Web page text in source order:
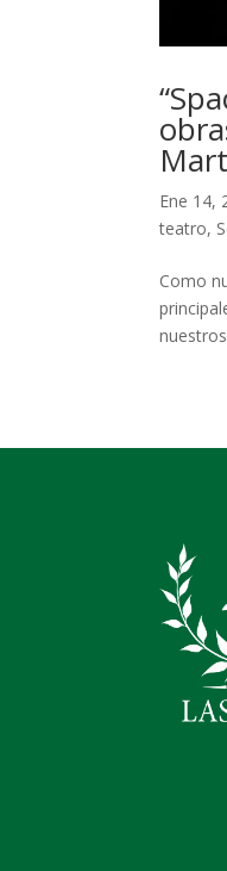
Ene 14,
teatro,
Como